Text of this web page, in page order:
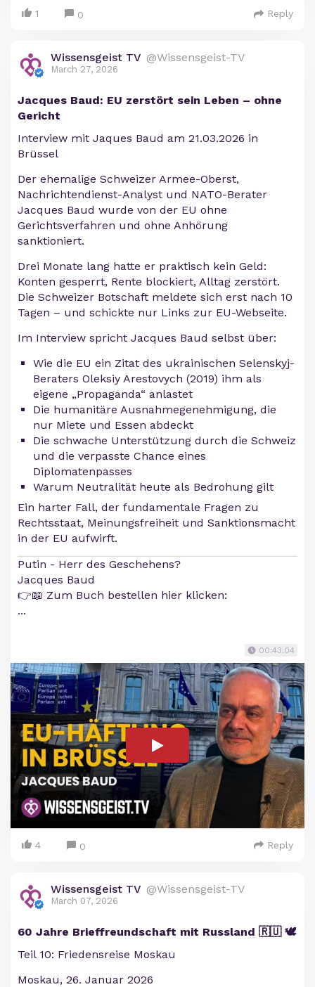
1 0 Reply
Wissensgeist TV @Wissensgeist-TV
March 27, 2026
Jacques Baud: EU zerstört sein Leben – ohne
Gericht
Interview mit Jaques Baud am 21.03.2026 in
Brüssel
Der ehemalige Schweizer Armee-Oberst,
Nachrichtendienst-Analyst und NATO-Berater
Jacques Baud wurde von der EU ohne
Gerichtsverfahren und ohne Anhörung
sanktioniert.
Drei Monate lang hatte er praktisch kein Geld:
Konten gesperrt, Rente blockiert, Alltag zerstört.
Die Schweizer Botschaft meldete sich erst nach 10
Tagen – und schickte nur Links zur EU-Webseite.
Im Interview spricht Jacques Baud selbst über:
Wie die EU ein Zitat des ukrainischen Selenskyj-
Beraters Oleksiy Arestovych (2019) ihm als
eigene „Propaganda“ anlastet
Die humanitäre Ausnahmegenehmigung, die
nur Miete und Essen abdeckt
Die schwache Unterstützung durch die Schweiz
und die verpasste Chance eines
Diplomatenpasses
Warum Neutralität heute als Bedrohung gilt
Ein harter Fall, der fundamentale Fragen zu
Rechtsstaat, Meinungsfreiheit und Sanktionsmacht
in der EU aufwirft.
Putin - Herr des Geschehens?
Jacques Baud
👉📖 Zum Buch bestellen hier klicken:
...
00:43:04
4 0 Reply
Wissensgeist TV @Wissensgeist-TV
March 07, 2026
60 Jahre Brieffreundschaft mit Russland 🇷🇺 🕊️
Teil 10: Friedensreise Moskau
Moskau, 26. Januar 2026